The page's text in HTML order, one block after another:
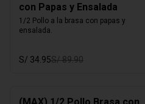
con Papas y Ensalada
1/2 Pollo a la brasa con papas y
ensalada.
S/ 34.95S/ 89.90